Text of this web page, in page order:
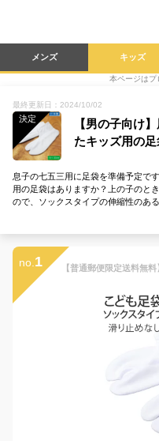
メンズ キッズ
本ページはプ
最終更新日：2024/10/02
決定
【男の子向け
たキッズ用の足
息子の七五三用に足袋を準備予定で
用の足袋はありますか？上の子のと
ので、ソックスタイプの伸縮性のあ
no. 1